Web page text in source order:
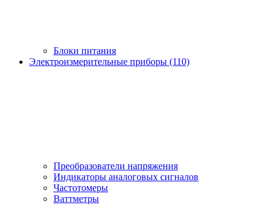
Блоки питания
Электроизмерительные приборы (110)
Преобразователи напряжения
Индикаторы аналоговых сигналов
Частотомеры
Ваттметры